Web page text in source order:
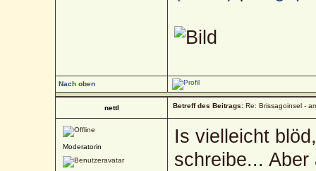
Nach oben
nettl Betreff des Beitrags: Re: Brissagoinsel -
Moderatorin
Is vielleicht
schreibe...